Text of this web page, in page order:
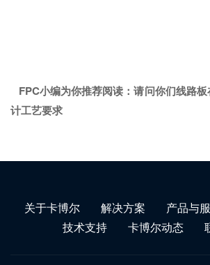
FPC小编为你推荐阅读：请问你们线路
计工艺要求
关于卡博尔 解决方案 产品与
技术支持
卡博尔动态